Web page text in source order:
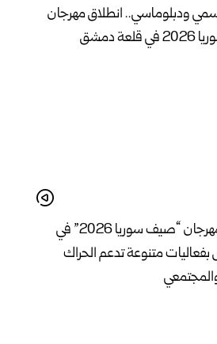
ودبلوماسي.. انطلاق مهرجان
دمشق
انطلاق مهرجان “صيف سوريا 2026” في
متنوعة تدعم الحراك